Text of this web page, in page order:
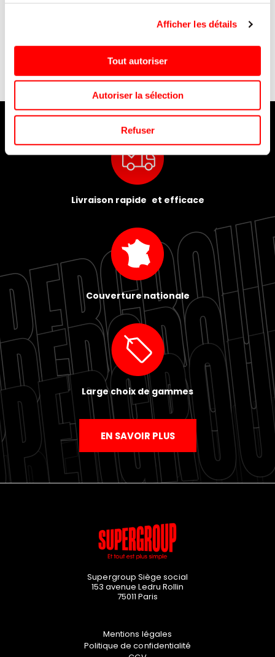
Afficher les détails
Tout autoriser
Autoriser la sélection
Refuser
OCB /1
Livraison rapide et efficace
Couverture nationale
Large choix de gammes
EN SAVOIR PLUS
Supergroup Siège social
153 avenue Ledru Rollin
75011 Paris
Mentions légales
Politique de confidentialité